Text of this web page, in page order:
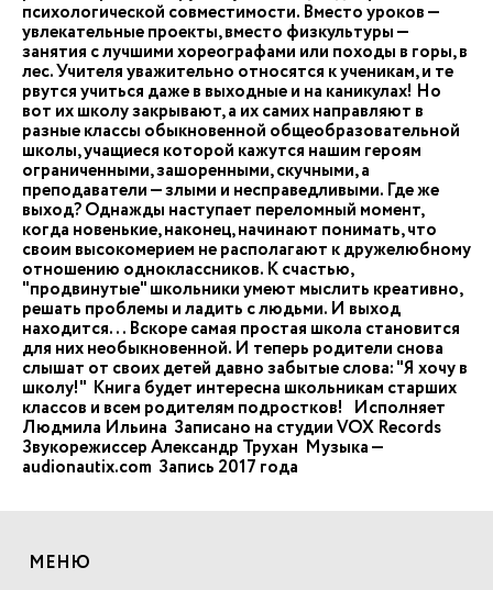
психологической совместимости. Вместо уроков —
увлекательные проекты, вместо физкультуры —
занятия с лучшими хореографами или походы в горы, в
лес. Учителя уважительно относятся к ученикам, и те
рвутся учиться даже в выходные и на каникулах! Но
вот их школу закрывают, а их самих направляют в
разные классы обыкновенной общеобразовательной
школы, учащиеся которой кажутся нашим героям
ограниченными, зашоренными, скучными, а
преподаватели — злыми и несправедливыми. Где же
выход? Однажды наступает переломный момент,
когда новенькие, наконец, начинают понимать, что
своим высокомерием не располагают к дружелюбному
отношению одноклассников. К счастью,
"продвинутые" школьники умеют мыслить креативно,
решать проблемы и ладить с людьми. И выход
находится... Вскоре самая простая школа становится
для них необыкновенной. И теперь родители снова
слышат от своих детей давно забытые слова: "Я хочу в
школу!" Книга будет интересна школьникам старших
классов и всем родителям подростков! Исполняет
Людмила Ильина Записано на студии VOX Records
Звукорежиссер Александр Трухан Музыка —
audionautix.com Запись 2017 года
МЕНЮ